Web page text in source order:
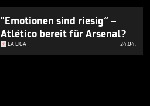
"Emotionen sind riesig“ –
Atlético bereit für Arsenal?
LA LIGA 24.04.